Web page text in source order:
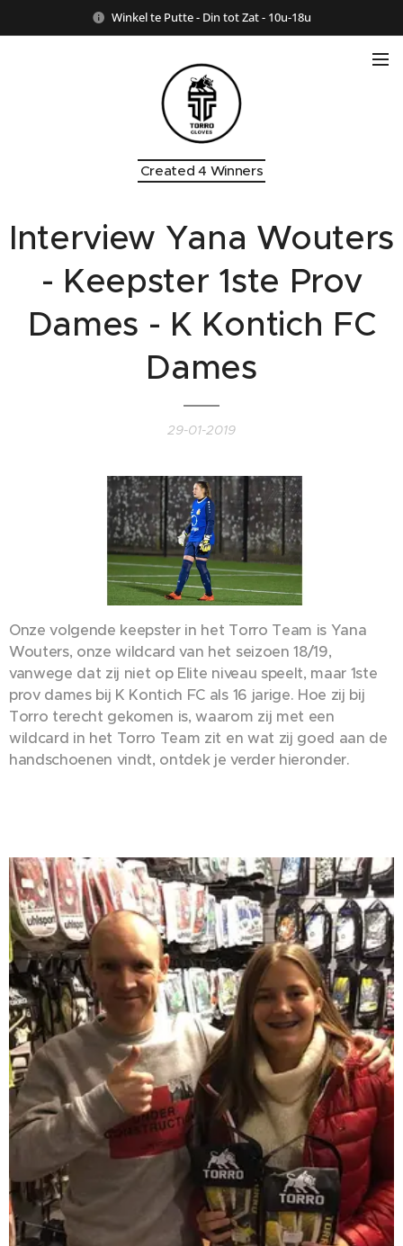
Winkel te Putte - Din tot Zat - 10u-18u
Created 4 Winners
Interview Yana Wouters
- Keepster 1ste Prov
Dames - K Kontich FC
Dames
29-01-2019
Onze volgende keepster in het Torro Team is Yana
Wouters, onze wildcard van het seizoen 18/19,
vanwege dat zij niet op Elite niveau speelt, maar 1ste
prov dames bij K Kontich FC als 16 jarige. Hoe zij bij
Torro terecht gekomen is, waarom zij met een
wildcard in het Torro Team zit en wat zij goed aan de
handschoenen vindt, ontdek je verder hieronder.